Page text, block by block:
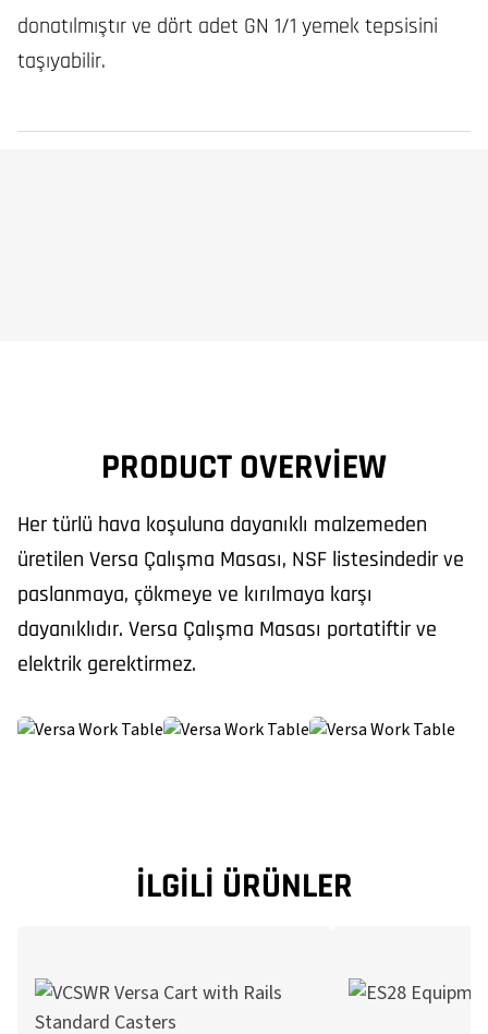
donatılmıştır ve dört adet GN 1/1 yemek tepsisini
taşıyabilir.
PRODUCT OVERVIEW
Her türlü hava koşuluna dayanıklı malzemeden
üretilen Versa Çalışma Masası, NSF listesindedir ve
paslanmaya, çökmeye ve kırılmaya karşı
dayanıklıdır. Versa Çalışma Masası portatiftir ve
elektrik gerektirmez.
İLGILI ÜRÜNLER